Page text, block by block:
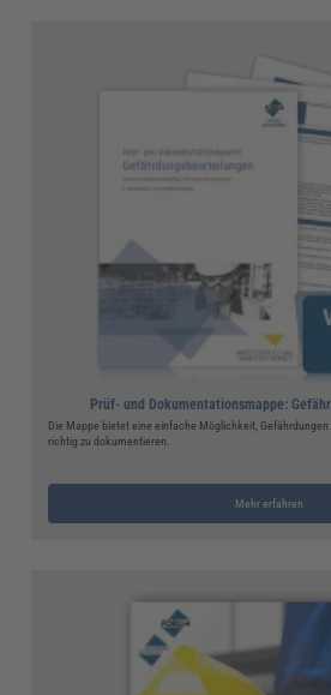
Prüf- und Dokumentationsmappe:
Die Mappe bietet eine einfache Möglichkeit,
richtig zu dokumentieren.
Mehr erfahren